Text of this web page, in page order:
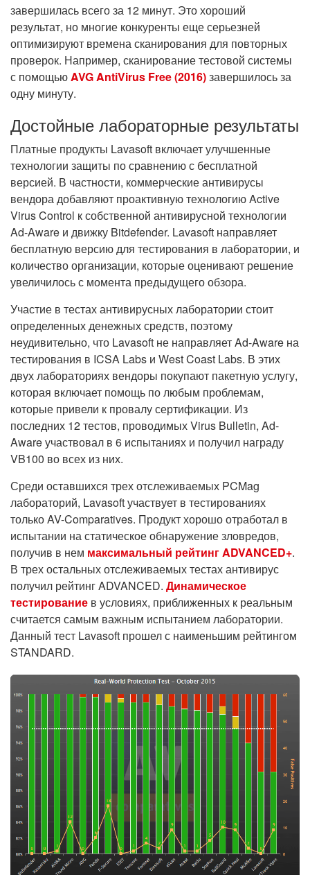
завершилась всего за 12 минут. Это хороший
результат, но многие конкуренты еще серьезней
оптимизируют времена сканирования для повторных
проверок. Например, сканирование тестовой системы
с помощьюAVG AntiVirus Free (2016)завершилось за
одну минуту.
Достойные лабораторные результаты
Платные продукты Lavasoft включает улучшенные
технологии защиты по сравнению с бесплатной
версией. В частности, коммерческие антивирусы
вендора добавляют проактивную технологию Active
Virus Control к собственной антивирусной технологии
Ad-Aware и движку Bitdefender. Lavasoft направляет
бесплатную версию для тестирования в лаборатории, и
количество организации, которые оценивают решение
увеличилось с момента предыдущего обзора.
Участие в тестах антивирусных лаборатории стоит
определенных денежных средств, поэтому
неудивительно, что Lavasoft не направляет Ad-Aware на
тестирования в ICSA Labs и West Coast Labs. В этих
двух лабораториях вендоры покупают пакетную услугу,
которая включает помощь по любым проблемам,
которые привели к провалу сертификации. Из
последних 12 тестов, проводимых Virus Bulletin, Ad-
Aware участвовал в 6 испытаниях и получил награду
VB100 во всех из них.
Среди оставшихся трех отслеживаемых PCMag
лабораторий, Lavasoft участвует в тестированиях
только AV-Comparatives. Продукт хорошо отработал в
испытании на статическое обнаружение зловредов,
получив в нем максимальный рейтинг ADVANCED+.
В трех остальных отслеживаемых тестах антивирус
получил рейтинг ADVANCED. Динамическое
тестирование в условиях, приближенных к реальным
считается самым важным испытанием лаборатории.
Данный тест Lavasoft прошел с наименьшим рейтингом
STANDARD.